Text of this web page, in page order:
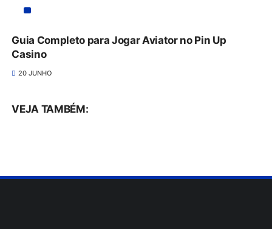
Guia Completo para Jogar Aviator no Pin Up
Casino
20 JUNHO
VEJA TAMBÉM: